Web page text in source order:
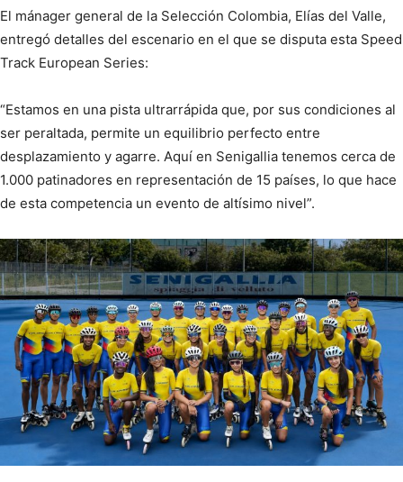
El mánager general de la Selección Colombia, Elías del Valle,
entregó detalles del escenario en el que se disputa esta Speed
Track European Series:
“Estamos en una pista ultrarrápida que, por sus condiciones al
ser peraltada, permite un equilibrio perfecto entre
desplazamiento y agarre. Aquí en Senigallia tenemos cerca de
1.000 patinadores en representación de 15 países, lo que hace
de esta competencia un evento de altísimo nivel”.